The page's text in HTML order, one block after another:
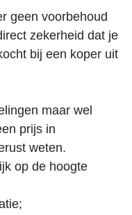
geen voorbehoud
zekerheid dat je
bij een koper uit
maar wel
prijs in
weten.
op de hoogte